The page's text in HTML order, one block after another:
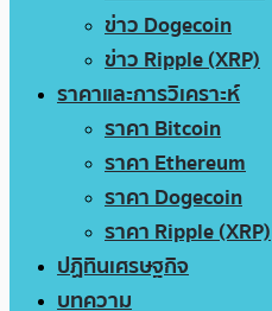
ข่าว Dogecoin
ข่าว Ripple (XRP)
ราคาและการวิเคราะห์
ราคา Bitcoin
ราคา Ethereum
ราคา Dogecoin
ราคา Ripple (XRP)
ปฏิทินเศรษฐกิจ
บทความ